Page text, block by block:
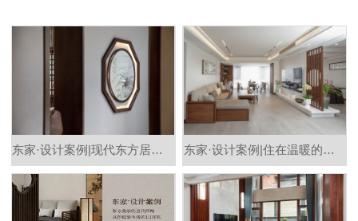
东家·设计案例|现代东方居所1 ：1交付，木与木的兼容呈现全屋定制的多样性 东家·设计案例|住在温暖的木作居所，时光漫游